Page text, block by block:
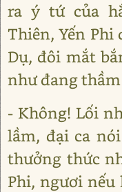
ra ý tứ của
Thiên, Yến
Dụ, đôi mắt
như đang
- Không! Lối
lầm, đại ca
thưởng thức
Phi, ngươi